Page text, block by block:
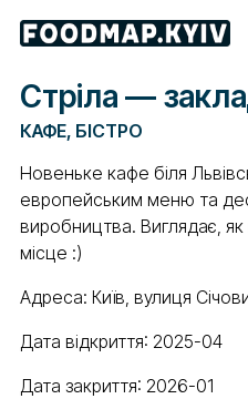
Стріла —
КАФЕ, БІСТРО
Новеньке кафе біля
европейським меню та
виробництва. Виглядає,
місце :)
Адреса: Київ, вулиця
Дата відкриття: 2025-04
Дата закриття: 2026-01